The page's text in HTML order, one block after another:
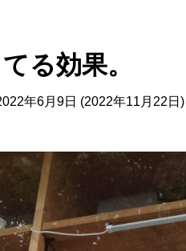
る効果。
年6月9日 (2022年11月22日)